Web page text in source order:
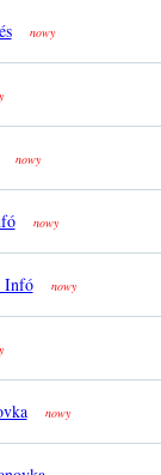
nowy
nowy
nowy
Infó nowy
nowy